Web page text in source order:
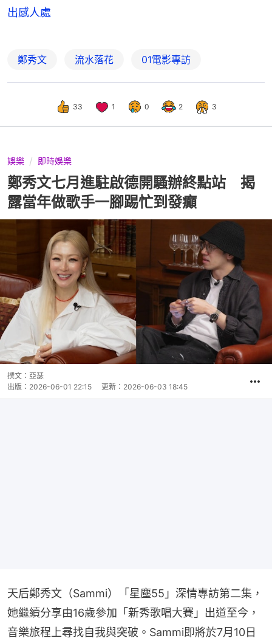
出感人處
鄭秀文 流水落花 01電影專訪
33 1 0 2 3
娛樂 即時娛樂
鄭秀文七月進駐啟德開騷辦終點站 揭
露當年做歌手一腳踢忙到發癲
撰文： 亞瑟
出版： 2026-06-01 22:15 更新： 2026-06-03 18:45
天后鄭秀文（Sammi）「星塵55」深情專訪第二集，
她繼續分享由16歲參加「新秀歌唱大賽」出道至今，
音樂旅程上尋找自我與突破。Sammi即將於7月10日